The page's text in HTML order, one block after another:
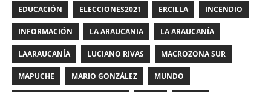
EDUCACIÓN ELECCIONES2021 ERCILLA INCENDIO
INFORMACIÓN LA ARAUCANIA LA ARAUCANÍA
LAARAUCANÍA LUCIANO RIVAS MACROZONA SUR
MAPUCHE MARIO GONZÁLEZ MUNDO